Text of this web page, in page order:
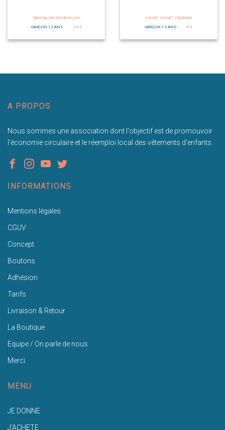
PANTALON DECATHLON
GARÇON 12 ANS
10 €
SPORT SHORT ZEEMAN
GARÇON 12 ANS
8 €
A PROPOS
Nous sommes une association dont l'objectif est de promouvoir
l'économie circulaire et le réemploi local des vêtements d'enfants.
INFORMATIONS
Mentions légales
CGUV
Concept
Boutons
Adhésion
Tarifs
Livraison & Retour
La Boutique
Equipe / On parle de nous
Merci
MENU
JE DONNE
J'ACHETE